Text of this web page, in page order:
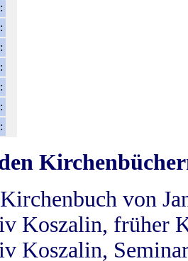
von
Koszalin, früher
Koszalin,